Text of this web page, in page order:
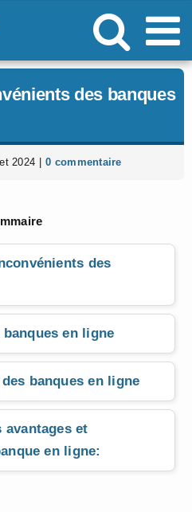
des banques
2024 0 commentaire
des
banques en ligne
banques en ligne
et
en ligne: